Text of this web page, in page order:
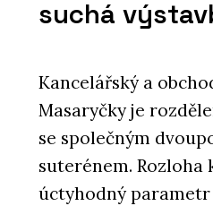
suchá
Kancelářský a
Masaryčky je
se společným
suterénem. Rozloha
úctyhodný